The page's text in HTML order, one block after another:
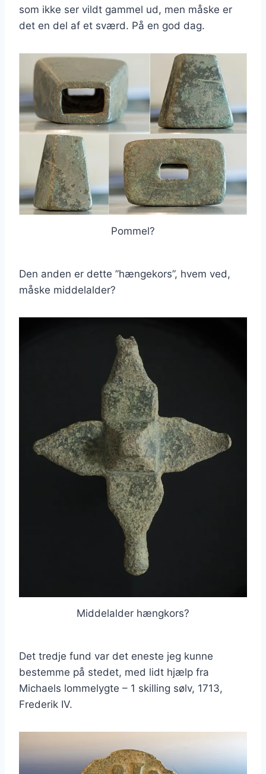
som ikke ser vildt gammel ud, men måske er
det en del af et sværd. På en god dag.
Pommel?
Den anden er dette ”hængekors”, hvem ved,
måske middelalder?
Middelalder hængkors?
Det tredje fund var det eneste jeg kunne
bestemme på stedet, med lidt hjælp fra
Michaels lommelygte – 1 skilling sølv, 1713,
Frederik IV.